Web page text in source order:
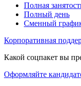
Полная
Полный день
Сменный
Корпоративная
Какой соцпакет вы
Оформляйте